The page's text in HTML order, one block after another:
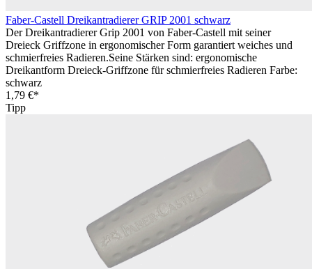
Faber-Castell Dreikantradierer GRIP 2001 schwarz
Der Dreikantradierer Grip 2001 von Faber-Castell mit seiner
Dreieck Griffzone in ergonomischer Form garantiert weiches und
schmierfreies Radieren.Seine Stärken sind: ergonomische
Dreikantform Dreieck-Griffzone für schmierfreies Radieren Farbe:
schwarz
1,79 €*
Tipp